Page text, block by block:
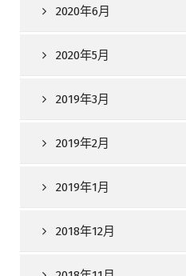
2020年6月
2020年5月
2019年3月
2019年2月
2019年1月
2018年12月